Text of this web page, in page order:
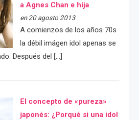
a Agnes Chan e hija
en 20 agosto 2013
A comienzos de los años 70s
la débil imágen idol apenas se
Después del […]
El concepto de «pureza»
japonés: ¿Porqué si una idol